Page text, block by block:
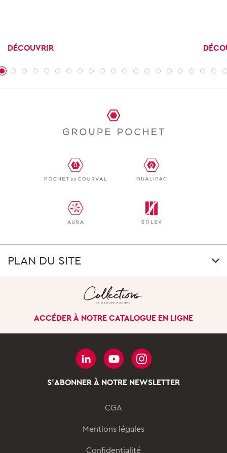
DÉCOUVRIR
PLAN DU SITE
LE GROUPE
Notre singularité
Gouvernance
Nos pôles d’activités
NOS ENGAGEMENTS
Notre démarche
responsables
ACCÉDER À NOTRE CATALOGUE EN LIGNE
Confidentialité
Mentions légales
CGA
S'ABONNER À NOTRE NEWSLETTER